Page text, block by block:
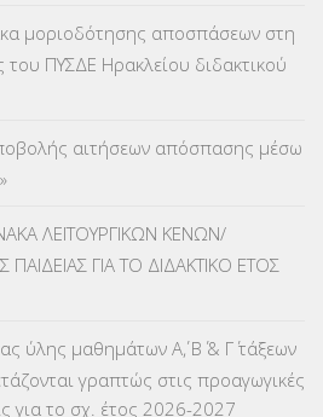
ΓΛΩΣΣΟΜΑΘΕΙΑΣ(135)
ΠΛΗΡΟΦΟΡΙΚΗΣ
ΒΕΛΤΙΩΣΕΙΣ(319)
(3)
μοριοδότησης αποσπάσεων στη
του ΠΥΣΔΕ Ηρακλείου διδακτικού
αιτήσεων απόσπασης μέσω
ΛΕΙΤΟΥΡΓΙΚΩΝ ΚΕΝΩΝ/
ΓΙΑ ΤΟ ΔΙΔΑΚΤΙΚΟ ΕΤΟΣ
ύλης μαθημάτων Α΄, Β΄ & Γ΄ τάξεων
γραπτώς στις προαγωγικές
για το σχ. έτος 2026-2027